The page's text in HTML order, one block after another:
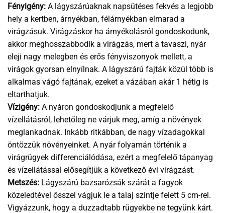
Fényigény: A lágyszárúaknak napsütéses fekvés a legjobb
hely a kertben, árnyékban, félárnyékban elmarad a
virágzásuk. Virágzáskor ha árnyékolásról gondoskodunk,
akkor meghosszabbodik a virágzás, mert a tavaszi, nyár
eleji nagy melegben és erős fényviszonyok mellett, a
virágok gyorsan elnyílnak. A lágyszárú fajták közül több is
alkalmas vágó fajtának, ezeket a vázában akár 1 hétig is
eltarthatjuk.
Vízigény: A nyáron gondoskodjunk a megfelelő
vízellátásról, lehetőleg ne várjuk meg, amíg a növények
meglankadnak. Inkább ritkábban, de nagy vízadagokkal
öntözzük növényeinket. A nyár folyamán történik a
virágrügyek differenciálódása, ezért a megfelelő tápanyag
és vízellátással elősegítjük a következő évi virágzást.
Metszés: Lágyszárú bazsarózsák szárát a fagyok
közeledtével ősszel vágjuk le a talaj szintje felett 5 cm-rel.
Vigyázzunk, hogy a duzzadtabb rügyekbe ne tegyünk kárt.